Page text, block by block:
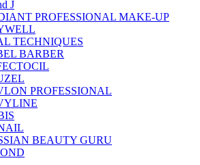
J
PROFESSIONAL MAKE-UP
TECHNIQUES
BARBER
PROFESSIONAL
BEAUTY GURU